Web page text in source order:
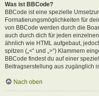
Was ist BBCode?
BBCode ist eine spezielle
Formatierungsmöglichkeiten für
von BBCode werden durch die
auch durch dich für jeden
ähnlich wie HTML aufgebaut,
spitzen („<“ und „>“) Klammern
BBCode findest du auf einer
Beitragserstellung aus zugänglich
Nach oben